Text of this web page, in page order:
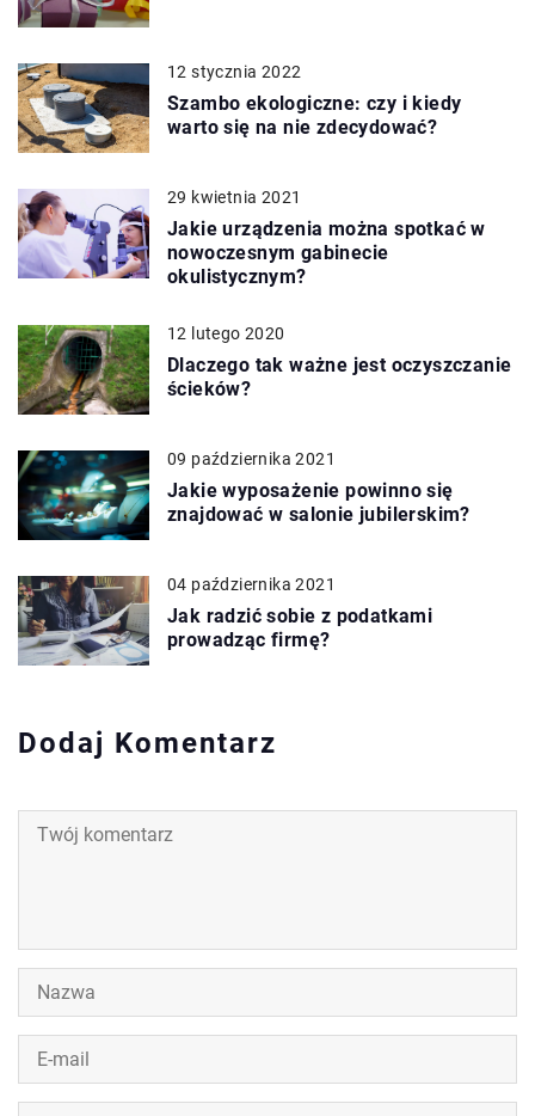
12 stycznia 2022
Szambo ekologiczne: czy i kiedy
warto się na nie zdecydować?
29 kwietnia 2021
Jakie urządzenia można spotkać w
nowoczesnym gabinecie
okulistycznym?
12 lutego 2020
Dlaczego tak ważne jest oczyszczanie
ścieków?
09 października 2021
Jakie wyposażenie powinno się
znajdować w salonie jubilerskim?
04 października 2021
Jak radzić sobie z podatkami
prowadząc firmę?
Dodaj Komentarz